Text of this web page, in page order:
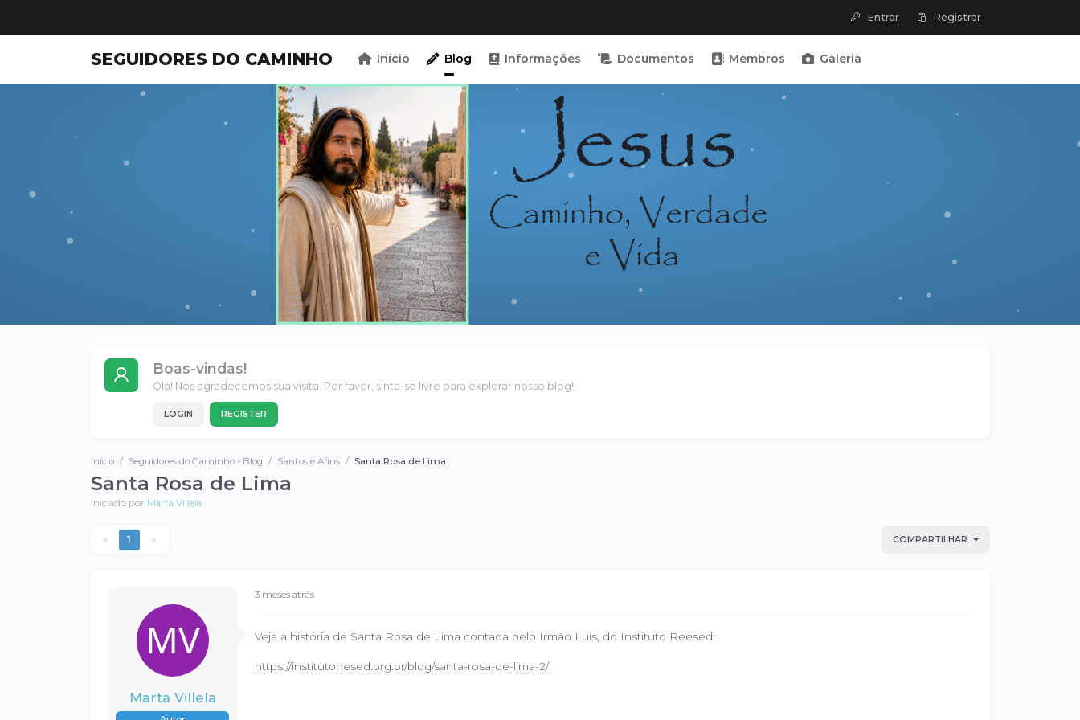
Entrar Registrar
SEGUIDORES DO CAMINHO Início Blog Informações Documentos Membros Galeria
Boas-vindas!
Olá! Nós agradecemos sua visita. Por favor, sinta-se livre para explorar nosso blog!
LOGIN REGISTER
Início Seguidores do Caminho - Blog Santos e Afins Santa Rosa de Lima
Santa Rosa de Lima
Iniciado por Marta Villela
« 1 » COMPARTILHAR
Marta Villela
3 meses atrás
Veja a história de Santa Rosa de Lima contada pelo Irmão Luis, do Instituto Reesed:
https://institutohesed.org.br/blog/santa-rosa-de-lima-2/